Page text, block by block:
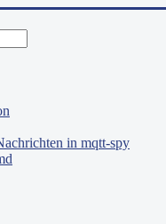
in mqtt-spy